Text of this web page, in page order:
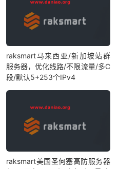
raksmart马来西亚/新加坡站群
服务器，优化线路/不限流量/多C
段/默认5+253个IPv4
raksmart美国圣何塞高防服务器